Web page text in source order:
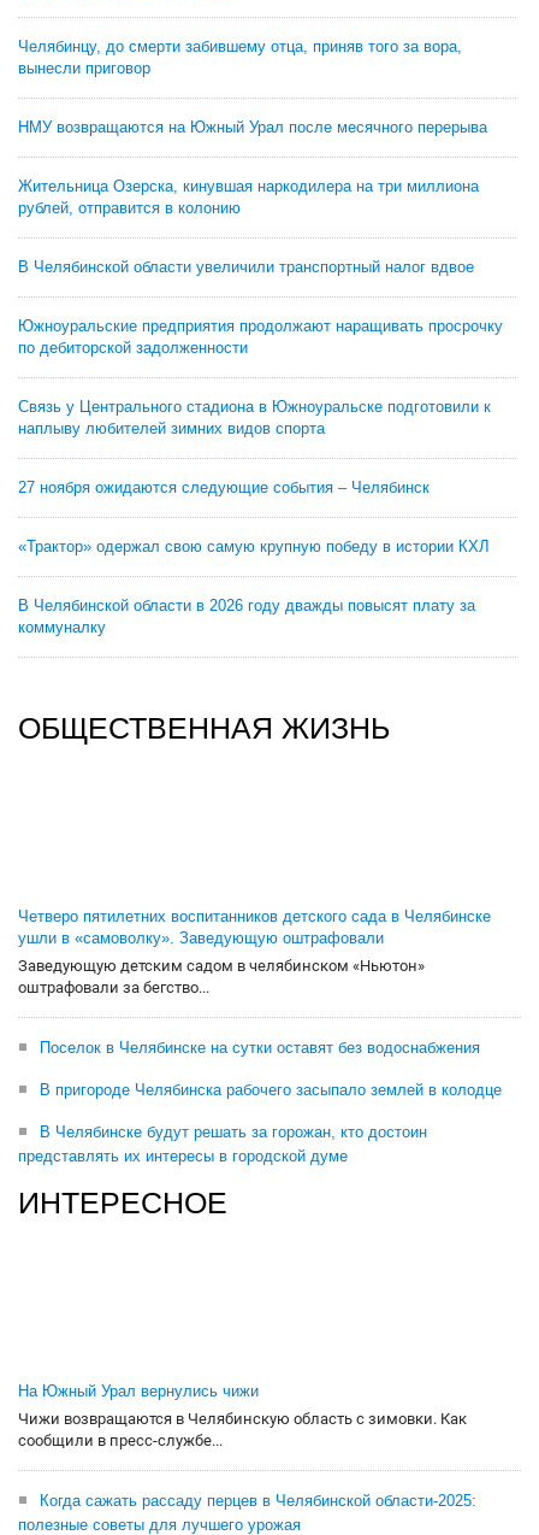
Челябинцу, до смерти забившему отца, приняв того за вора,
вынесли приговор
НМУ возвращаются на Южный Урал после месячного перерыва
Жительница Озерска, кинувшая наркодилера на три миллиона
рублей, отправится в колонию
В Челябинской области увеличили транспортный налог вдвое
Южноуральские предприятия продолжают наращивать просрочку
по дебиторской задолженности
Связь у Центрального стадиона в Южноуральске подготовили к
наплыву любителей зимних видов спорта
27 ноября ожидаются следующие события – Челябинск
«Трактор» одержал свою самую крупную победу в истории КХЛ
В Челябинской области в 2026 году дважды повысят плату за
коммуналку
ОБЩЕСТВЕННАЯ ЖИЗНЬ
Четверо пятилетних воспитанников детского сада в Челябинске
ушли в «самоволку». Заведующую оштрафовали
Заведующую детским садом в челябинском «Ньютон»
оштрафовали за бегство...
Поселок в Челябинске на сутки оставят без водоснабжения
В пригороде Челябинска рабочего засыпало землей в колодце
В Челябинске будут решать за горожан, кто достоин
представлять их интересы в городской думе
ИНТЕРЕСНОЕ
На Южный Урал вернулись чижи
Чижи возвращаются в Челябинскую область с зимовки. Как
сообщили в пресс-службе...
Когда сажать рассаду перцев в Челябинской области-2025:
полезные советы для лучшего урожая